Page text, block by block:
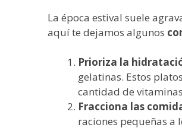
La época estival suele
aquí te dejamos algunos
Prioriza la
gelatinas. Estos
cantidad de
Fracciona las
raciones pequeñas a